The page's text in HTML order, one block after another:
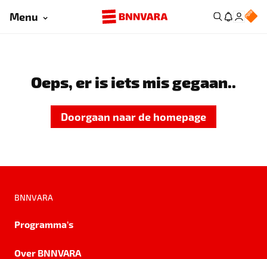
Menu
Oeps, er is iets mis gegaan..
Doorgaan naar de homepage
BNNVARA
Programma's
Over BNNVARA